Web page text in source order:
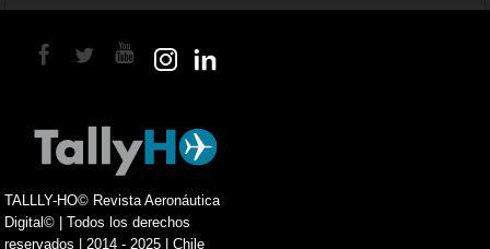
TALLLY-HO© Revista Aeronáutica
Digital© | Todos los derechos
reservados | 2014 - 2025 | Chile